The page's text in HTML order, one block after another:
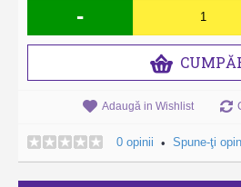
-
Adaugă in Wishlist
0 opinii • Spune-ţi